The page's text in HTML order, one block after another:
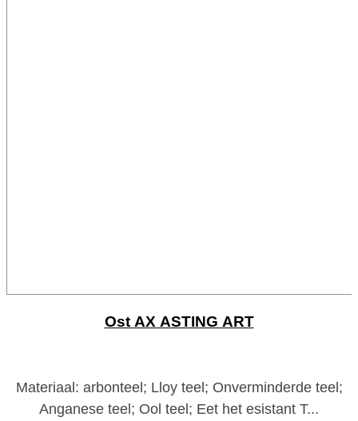
Ost AX ASTING ART
Materiaal: arbonteel; Lloy teel; Onverminderde teel;
Anganese teel; Ool teel; Eet het esistant T...